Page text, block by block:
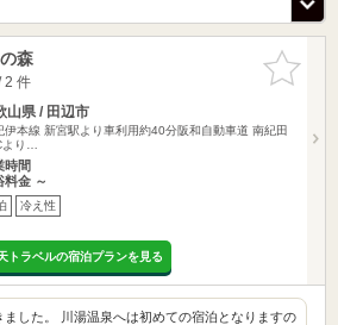
お気に入
りに追加
森
件
山県 / 田辺市
伊本線 新宮駅より車利用約40分阪和自動車道 南紀田
り…
時間
料金 ～
冷え性
トラベルの宿泊プランを見る
ました。 川湯温泉へは初めての宿泊となりますの